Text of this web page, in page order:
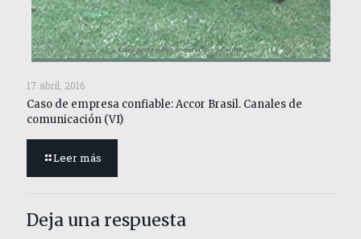
17 abril, 2016
Caso de empresa confiable: Accor Brasil. Canales de
comunicación (VI)
Leer más
Deja una respuesta